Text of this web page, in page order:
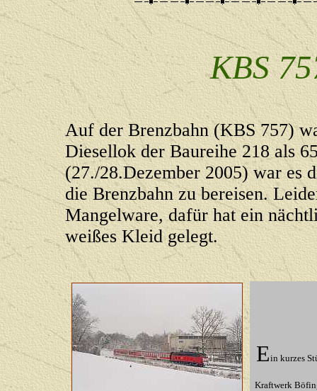
KBS
Auf der Brenzbahn (KBS 757)
Diesellok der Baureihe 218 als
(27./28.Dezember 2005) war es
die Brenzbahn zu bereisen.
Mangelware, dafür hat ein
weißes Kleid gelegt.
Ein kurzes
Kraftwerk